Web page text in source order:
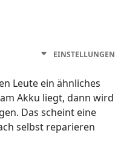
EINSTELLUNGEN
Leute ein ähnliches
Akku liegt, dann wird
Das scheint eine
selbst reparieren